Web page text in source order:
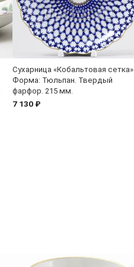
Сухарница «Кобальтовая сетка»
Форма: Тюльпан. Твердый
фарфор. 215 мм.
7 130 ₽